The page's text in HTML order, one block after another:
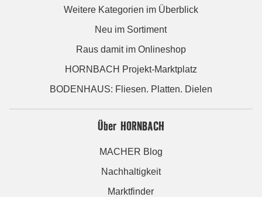
Weitere Kategorien im Überblick
Neu im Sortiment
Raus damit im Onlineshop
HORNBACH Projekt-Marktplatz
BODENHAUS: Fliesen. Platten. Dielen
Über HORNBACH
MACHER Blog
Nachhaltigkeit
Marktfinder